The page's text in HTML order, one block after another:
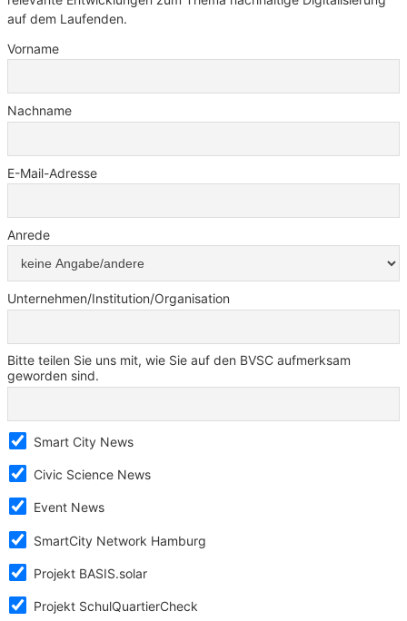
auf dem Laufenden.
Vorname
Nachname
E-Mail-Adresse
Anrede
Unternehmen/Institution/Organisation
Bitte teilen Sie uns mit, wie Sie auf den BVSC aufmerksam
geworden sind.
Smart City News
Civic Science News
Event News
SmartCity Network Hamburg
Projekt BASIS.solar
Projekt SchulQuartierCheck